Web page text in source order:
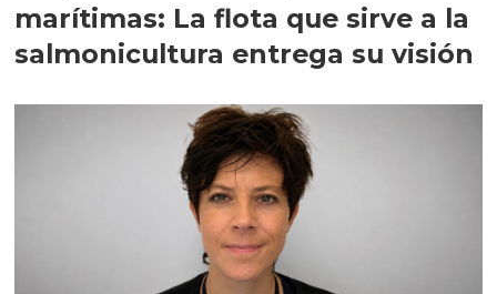
marítimas: La flota que sirve a la
salmonicultura entrega su visión